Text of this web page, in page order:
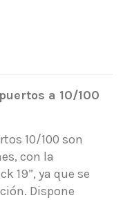
a 10/100
10/100 son
con la
19”, ya que se
Dispone